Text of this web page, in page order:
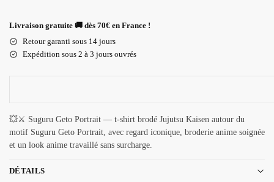
Livraison gratuite 🚚 dès 70€ en France !
Retour garanti sous 14 jours
Expédition sous 2 à 3 jours ouvrés
💥⚔️ Suguru Geto Portrait — t-shirt brodé Jujutsu Kaisen autour du
motif Suguru Geto Portrait, avec regard iconique, broderie anime soignée
et un look anime travaillé sans surcharge.
DÉTAILS